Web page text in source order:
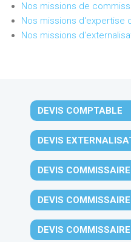
Nos missions de
Nos missions d'expertise
Nos missions
DEVIS COMPTABLE
DEVIS
DEVIS
DEVIS
DEVIS